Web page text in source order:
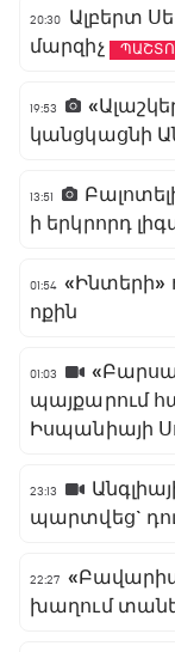
20:30
Ալբերտ
մարզիչ
19:53
կանցկացնի
13:51
ի երկրորդ
01:54 «Ինտերի»
ոքին
01:03
պայքարում
Իսպանիայի
23:13
պարտվեց`
22:27
խաղում